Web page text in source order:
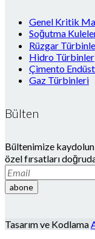
Genel Kritik
Soğutma
Rüzgar
Hidro Türbinler
Çimento
Gaz Türbinleri
Bülten
Bültenimize
özel fırsatları
abone
Tasarım ve Kodlama